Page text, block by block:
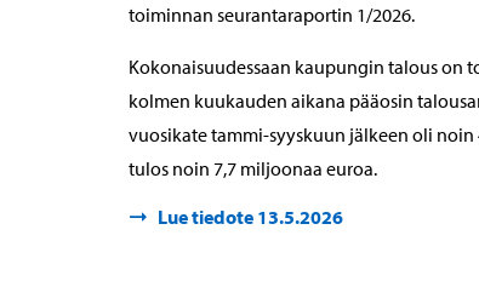
toiminnan seurantaraportin 1/2026.
Kokonaisuudessaan kaupungin talous on
kolmen kuukauden aikana pääosin
vuosikate tammi-syyskuun jälkeen oli
tulos noin 7,7 miljoonaa euroa.
Lue tiedote 13.5.2026